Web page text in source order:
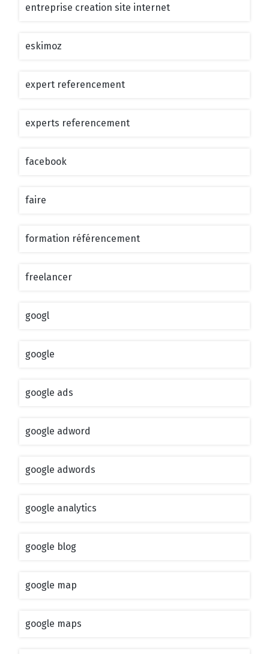
entreprise creation site internet
eskimoz
expert referencement
experts referencement
facebook
faire
formation référencement
freelancer
googl
google
google ads
google adword
google adwords
google analytics
google blog
google map
google maps